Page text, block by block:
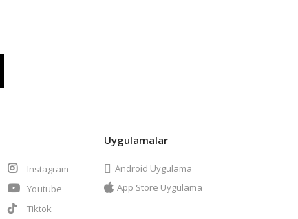
Instagram
Youtube
Tiktok
Uygulamalar
Android Uygulama
App Store Uygulama